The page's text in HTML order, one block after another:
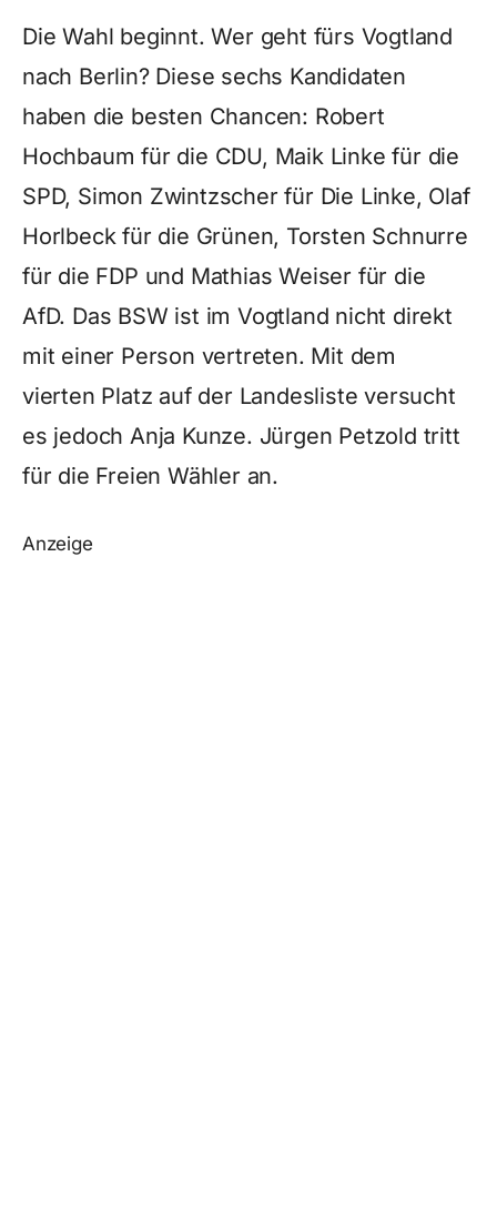
Die Wahl beginnt. Wer geht fürs Vogtland
nach Berlin? Diese sechs Kandidaten
haben die besten Chancen: Robert
Hochbaum für die CDU, Maik Linke für die
SPD, Simon Zwintzscher für Die Linke, Olaf
Horlbeck für die Grünen, Torsten Schnurre
für die FDP und Mathias Weiser für die
AfD. Das BSW ist im Vogtland nicht direkt
mit einer Person vertreten. Mit dem
vierten Platz auf der Landesliste versucht
es jedoch Anja Kunze. Jürgen Petzold tritt
für die Freien Wähler an.
Anzeige